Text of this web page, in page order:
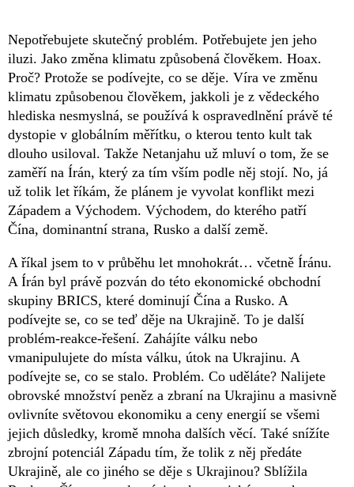
Nepotřebujete skutečný problém. Potřebujete jen jeho
iluzi. Jako změna klimatu způsobená člověkem. Hoax.
Proč? Protože se podívejte, co se děje. Víra ve změnu
klimatu způsobenou člověkem, jakkoli je z vědeckého
hlediska nesmyslná, se používá k ospravedlnění právě té
dystopie v globálním měřítku, o kterou tento kult tak
dlouho usiloval. Takže Netanjahu už mluví o tom, že se
zaměří na Írán, který za tím vším podle něj stojí. No, já
už tolik let říkám, že plánem je vyvolat konflikt mezi
Západem a Východem. Východem, do kterého patří
Čína, dominantní strana, Rusko a další země.
A říkal jsem to v průběhu let mnohokrát… včetně Íránu.
A Írán byl právě pozván do této ekonomické obchodní
skupiny BRICS, které dominují Čína a Rusko. A
podívejte se, co se teď děje na Ukrajině. To je další
problém-reakce-řešení. Zahájíte válku nebo
vmanipulujete do místa válku, útok na Ukrajinu. A
podívejte se, co se stalo. Problém. Co uděláte? Nalijete
obrovské množství peněz a zbraní na Ukrajinu a masivně
ovlivníte světovou ekonomiku a ceny energií se všemi
jejich důsledky, kromě mnoha dalších věcí. Také snížíte
zbrojní potenciál Západu tím, že tolik z něj předáte
Ukrajině, ale co jiného se děje s Ukrajinou? Sblížila